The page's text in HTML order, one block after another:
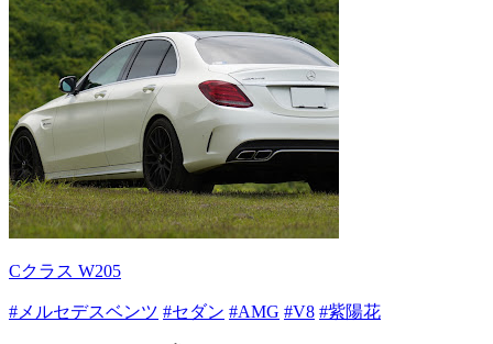
Cクラス W205
#メルセデスベンツ #セダン #AMG #V8 #紫陽花